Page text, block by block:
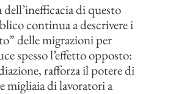
di questo
continua a descrivere i
delle migrazioni per
spesso l’effetto opposto:
rafforza il potere di
migliaia di lavoratori a